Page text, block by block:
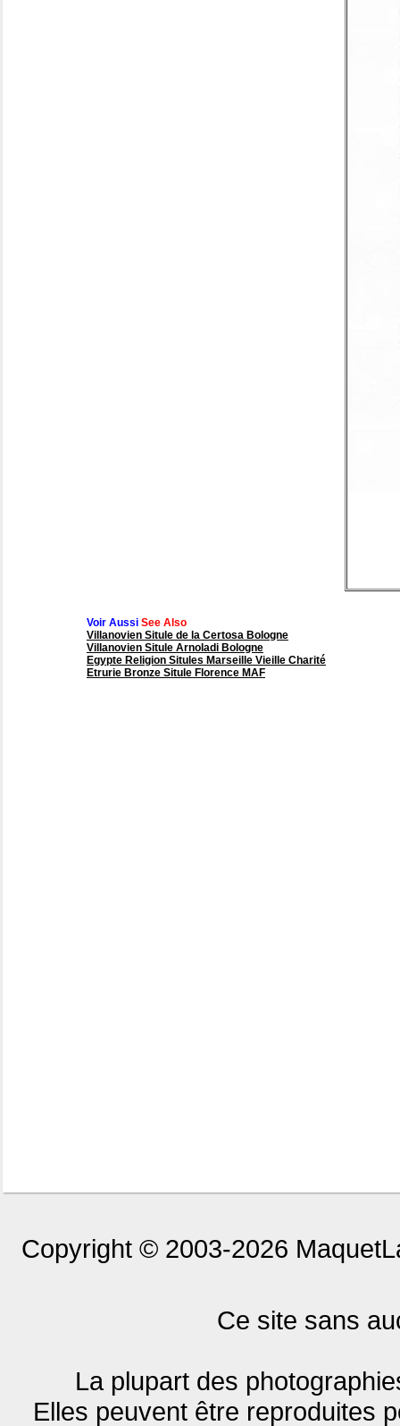
Voir Aussi See Also
Villanovien Situle de la Certosa Bologne
Villanovien Situle Arnoladi Bologne
Egypte Religion Situles Marseille Vieille Charité
Etrurie Bronze Situle Florence MAF
Copyright © 2003-2026
Ce site sans
La plupart des
Elles peuvent être reproduites